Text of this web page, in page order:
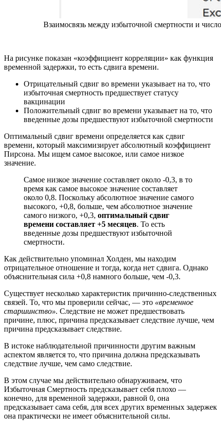
Взаимосвязь между избыточной смертности и
На рисунке показан «коэффициент корреляции» как функция
временной задержки, то есть сдвига времени.
Отрицательный сдвиг во времени указывает на то, что
избыточная смертность предшествует статусу
вакцинации
Положительный сдвиг во времени указывает на то, что
введенные дозы предшествуют избыточной смертности
Оптимальный сдвиг времени определяется как сдвиг
времени, который максимизирует абсолютный коэффициент
Пирсона. Мы ищем самое высокое, или самое низкое
значение.
Самое низкое значение составляет около -0,3, в то
время как самое высокое значение составляет
около 0,8. Поскольку абсолютное значение самого
высокого, +0,8, больше, чем абсолютное значение
самого низкого, +0,3, оптимальный сдвиг
времени составляет +5 месяцев. То есть
введенные дозы предшествуют избыточной
смертности.
Как действительно упоминал Холден, мы находим
отрицательное отношение и тогда, когда нет сдвига. Однако
объяснительная сила +0,8 намного больше, чем -0,3.
Существует несколько характеристик причинно-следственных
связей. То, что мы проверили сейчас, — это «временное
старшинство». Следствие не может предшествовать
причине, плюс, причина предсказывает следствие лучше, чем
причина предсказывает следствие.
В истоке наблюдательной причинности другим важным
аспектом является то, что причина должна предсказывать
следствие лучше, чем само следствие.
В этом случае мы действительно обнаруживаем, что
Избыточная Смертность предсказывает себя плохо —
конечно, для временной задержки, равной 0, она
предсказывает сама себя, для всех других временных задержек
она практически не имеет объяснительной силы.